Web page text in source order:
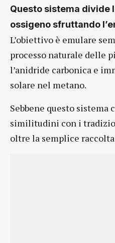
Questo sistema divide
ossigeno sfruttando
L’obiettivo è emulare
processo naturale delle
l’anidride carbonica e
solare nel metano.
Sebbene questo sistema
similitudini con i
oltre la semplice